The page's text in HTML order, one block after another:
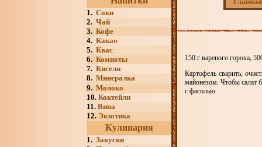
1. Соки
2. Чай
3. Кофе
4. Какао
5. Квас
6. Компоты
7. Кисели
8. Минералка
9. Молоко
10. Коктейли
11. Вина
12. Экзотика
Кулинария
1. Закуски
150 г вареного гороха,
Картофель сварить,
майонезом. Чтобы салат
с фасолью.